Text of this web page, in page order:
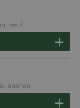
oeuf
ananas